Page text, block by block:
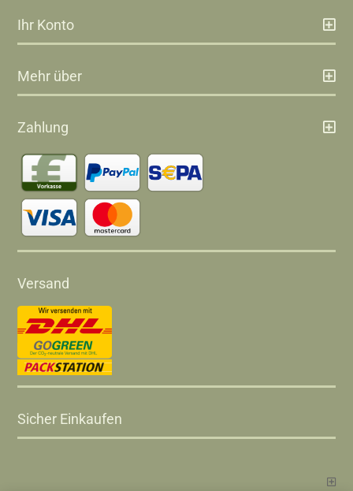
Ihr Konto
Mehr über
Zahlung
Versand
Sicher Einkaufen